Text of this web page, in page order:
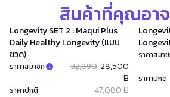
สินค้าที่คุณอา
Longevity SET 2 : Maqui Plus
Daily Healthy Longevity (แบบ
ขวด)
ราคาสมาชิก 32,890 28,500
฿
ราคาปกติ 47,080 ฿
ราคาสมา
ราคาปกติ